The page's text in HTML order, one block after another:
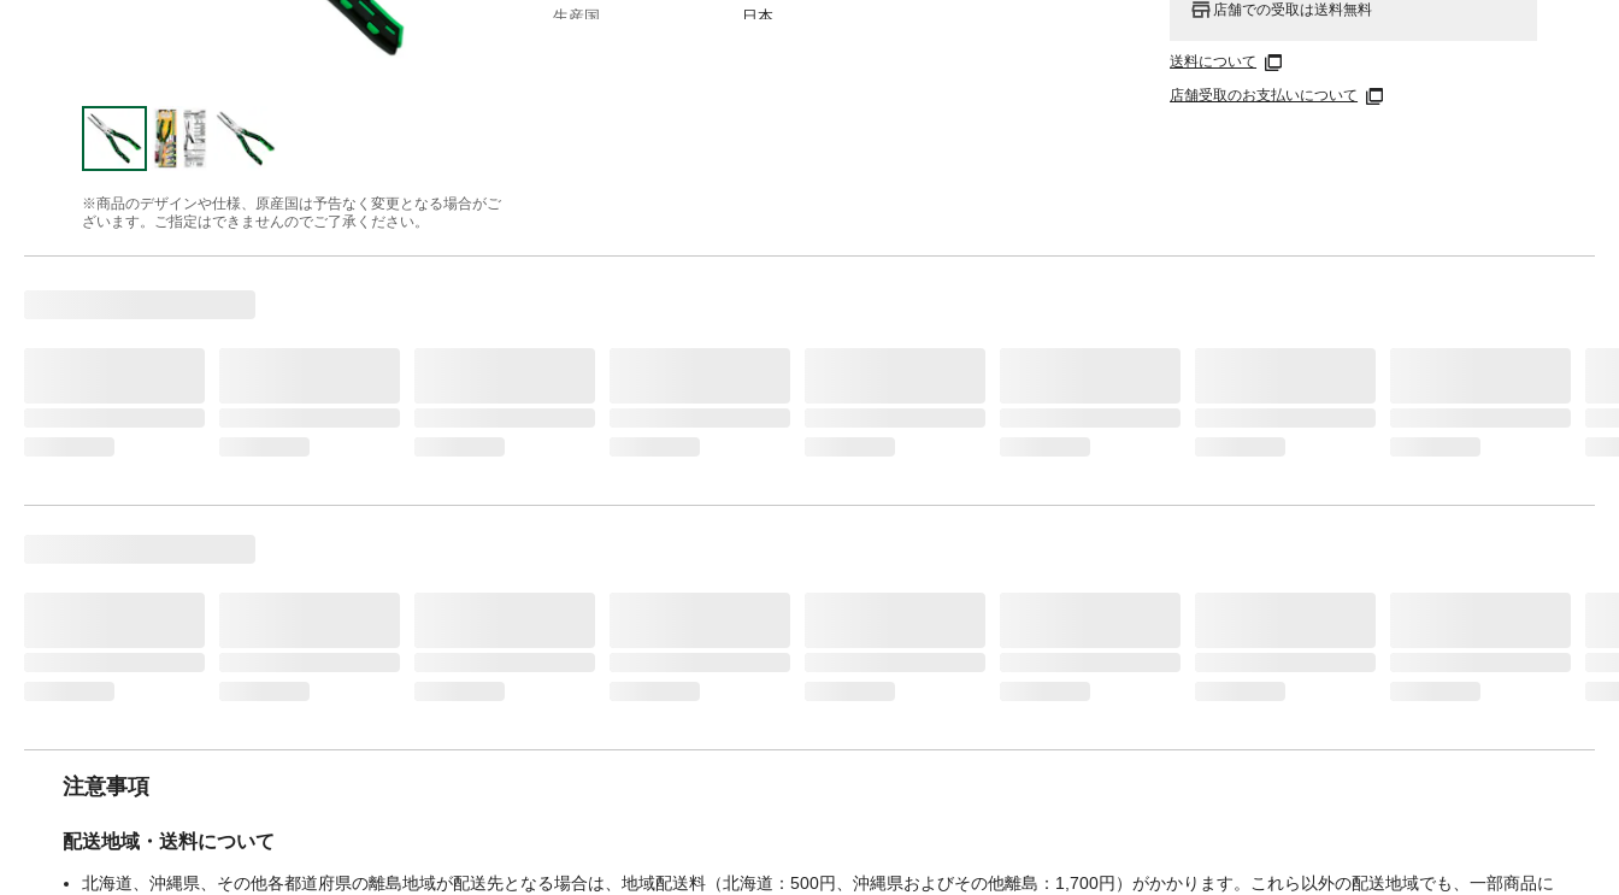
※商品のデザインや仕様、原産国は予告なく変更となる場合がご
ざいます。ご指定はできませんのでご了承ください。
店舗での受取は送料無料
送料について
店舗受取のお支払いについて
生産国
日本
注意事項
配送地域・送料について
北海道、沖縄県、その他各都道府県の離島地域が配送先となる場合は、地域配送料（北海道：500円、沖縄県およびその他離島：1,700円）がかかります。これら以外の配送地域でも、一部商品に